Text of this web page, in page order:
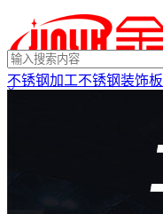
×
不锈钢加工不锈钢装饰板